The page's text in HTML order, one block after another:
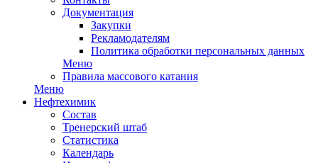
Документация
Закупки
Рекламодателям
Политика обработки персональных данных
Меню
Правила массового катания
Меню
Нефтехимик
Состав
Тренерский штаб
Статистика
Календарь